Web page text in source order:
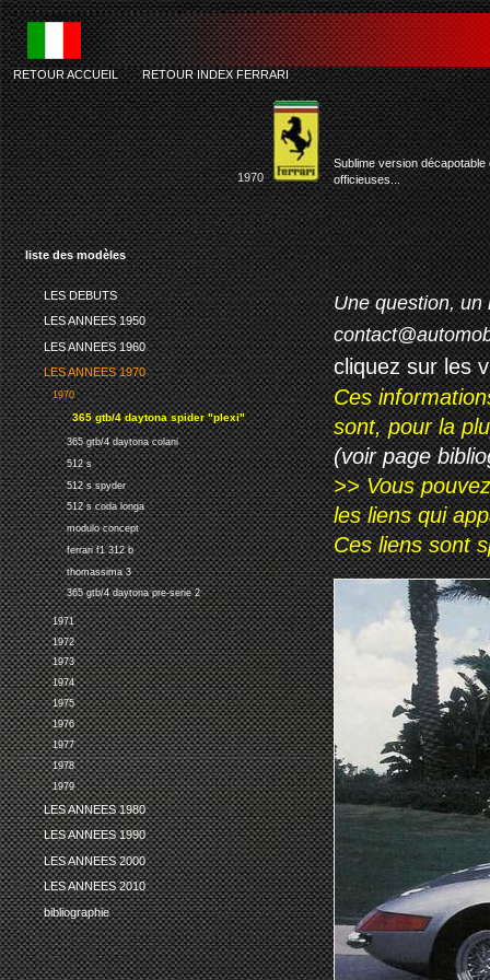
liste des modèles
LES DEBUTS
LES ANNEES 1950
LES ANNEES 1960
LES ANNEES 1970
1970
365 gtb/4 daytona spider "plexi"
365 gtb/4 daytona colani
512 s
512 s spyder
512 s coda longa
modulo concept
ferrari f1 312 b
thomassima 3
365 gtb/4 daytona pre-serie 2
1971
1972
1973
1974
1975
1976
1977
1978
1979
LES ANNEES 1980
LES ANNEES 1990
LES ANNEES 2000
LES ANNEES 2010
bibliographie
RETOUR ACCUEIL-RETOUR INDEX FERRARI
1970
Sublime version
officieuses...
Une question, un
cliquez sur les
Ces
sont, pour la
(voir page
>> Vous
les liens qui
Ces liens sont